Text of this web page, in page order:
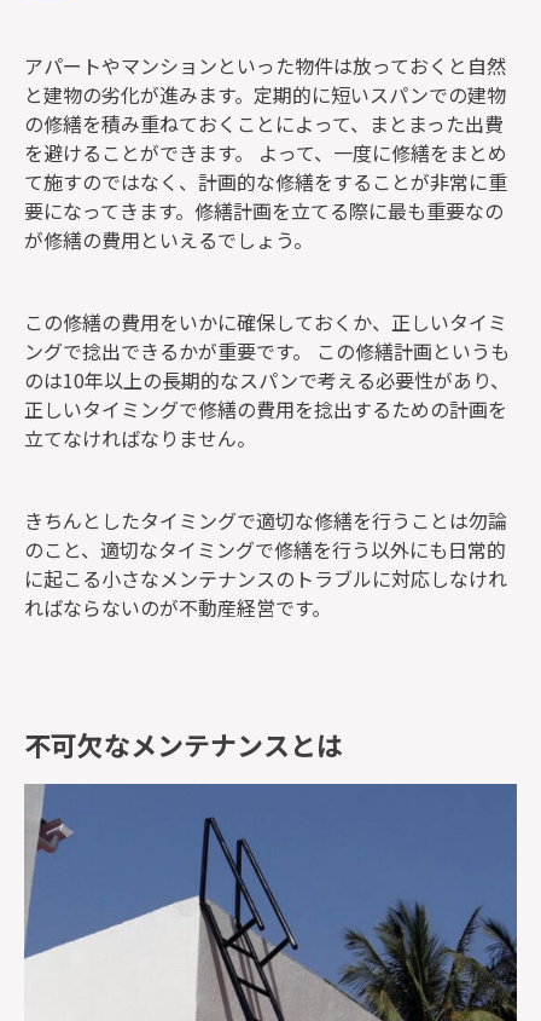
アパートやマンションといった物件は放っておくと自然
と建物の劣化が進みます。定期的に短いスパンでの建物
の修繕を積み重ねておくことによって、まとまった出費
を避けることができます。 よって、一度に修繕をまとめ
て施すのではなく、計画的な修繕をすることが非常に重
要になってきます。修繕計画を立てる際に最も重要なの
が修繕の費用といえるでしょう。
この修繕の費用をいかに確保しておくか、正しいタイミ
ングで捻出できるかが重要です。 この修繕計画というも
のは10年以上の長期的なスパンで考える必要性があり、
正しいタイミングで修繕の費用を捻出するための計画を
立てなければなりません。
きちんとしたタイミングで適切な修繕を行うことは勿論
のこと、適切なタイミングで修繕を行う以外にも日常的
に起こる小さなメンテナンスのトラブルに対応しなけれ
ればならないのが不動産経営です。
不可欠なメンテナンスとは